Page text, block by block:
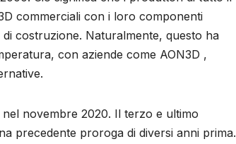
commerciali con i loro componenti
costruzione. Naturalmente, questo ha
con aziende come AON3D ,
novembre 2020. Il terzo e ultimo
precedente proroga di diversi anni prima.